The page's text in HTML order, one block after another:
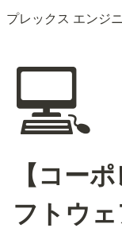
💻
【コー
フトウ